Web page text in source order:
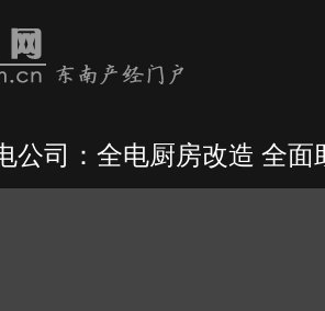
公司：全电厨房改造 全面